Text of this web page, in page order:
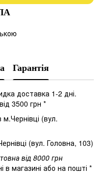
Гарантія
доставка 1-2 дні.
3500 грн *
(вул.
(вул. Головна, 103)
від 8000 грн
в магазині або на пошті *